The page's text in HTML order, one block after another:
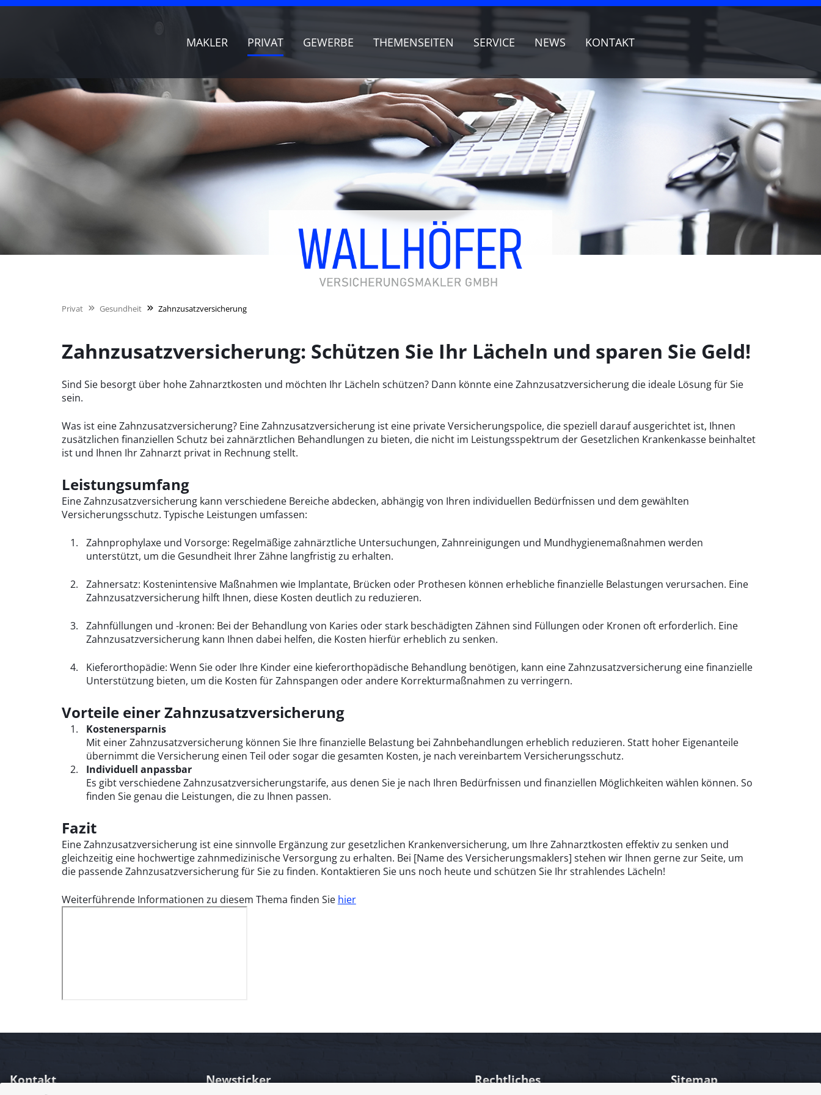
MAKLER PRIVAT GEWERBE THEMENSEITEN SERVICE NEWS KONTAKT
Privat Gesundheit Zahnzusatzversicherung
Zahnzusatzversicherung: Schützen Sie Ihr Lächeln und sparen Sie Geld!
Sind Sie besorgt über hohe Zahnarztkosten und möchten Ihr Lächeln schützen? Dann könnte eine Zahnzusatzversicherung die ideale Lösung für Sie
sein.
Was ist eine Zahnzusatzversicherung? Eine Zahnzusatzversicherung ist eine private Versicherungspolice, die speziell darauf ausgerichtet ist, Ihnen
zusätzlichen finanziellen Schutz bei zahnärztlichen Behandlungen zu bieten, die nicht im Leistungsspektrum der Gesetzlichen Krankenkasse beinhaltet
ist und Ihnen Ihr Zahnarzt privat in Rechnung stellt.
Leistungsumfang
Eine Zahnzusatzversicherung kann verschiedene Bereiche abdecken, abhängig von Ihren individuellen Bedürfnissen und dem gewählten
Versicherungsschutz. Typische Leistungen umfassen:
Zahnprophylaxe und Vorsorge: Regelmäßige zahnärztliche Untersuchungen, Zahnreinigungen und Mundhygienemaßnahmen werden
unterstützt, um die Gesundheit Ihrer Zähne langfristig zu erhalten.
Zahnersatz: Kostenintensive Maßnahmen wie Implantate, Brücken oder Prothesen können erhebliche finanzielle Belastungen verursachen. Eine
Zahnzusatzversicherung hilft Ihnen, diese Kosten deutlich zu reduzieren.
Zahnfüllungen und -kronen: Bei der Behandlung von Karies oder stark beschädigten Zähnen sind Füllungen oder Kronen oft erforderlich. Eine
Zahnzusatzversicherung kann Ihnen dabei helfen, die Kosten hierfür erheblich zu senken.
Kieferorthopädie: Wenn Sie oder Ihre Kinder eine kieferorthopädische Behandlung benötigen, kann eine Zahnzusatzversicherung eine finanzielle
Unterstützung bieten, um die Kosten für Zahnspangen oder andere Korrekturmaßnahmen zu verringern.
Vorteile einer Zahnzusatzversicherung
Kostenersparnis
Mit einer Zahnzusatzversicherung können Sie Ihre finanzielle Belastung bei Zahnbehandlungen erheblich reduzieren. Statt hoher Eigenanteile
übernimmt die Versicherung einen Teil oder sogar die gesamten Kosten, je nach vereinbartem Versicherungsschutz.
Individuell anpassbar
Es gibt verschiedene Zahnzusatzversicherungstarife, aus denen Sie je nach Ihren Bedürfnissen und finanziellen Möglichkeiten wählen können. So
finden Sie genau die Leistungen, die zu Ihnen passen.
Fazit
Eine Zahnzusatzversicherung ist eine sinnvolle Ergänzung zur gesetzlichen Krankenversicherung, um Ihre Zahnarztkosten effektiv zu senken und
gleichzeitig eine hochwertige zahnmedizinische Versorgung zu erhalten. Bei [Name des Versicherungsmaklers] stehen wir Ihnen gerne zur Seite, um
die passende Zahnzusatzversicherung für Sie zu finden. Kontaktieren Sie uns noch heute und schützen Sie Ihr strahlendes Lächeln!
Weiterführende Informationen zu diesem Thema finden Sie hier
Kontakt Newsticker Rechtliches Sitemap